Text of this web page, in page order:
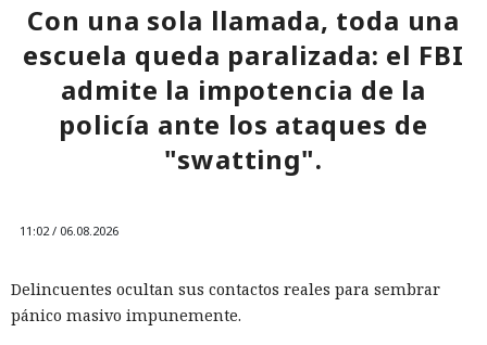
Con una sola llamada, toda una
escuela queda paralizada: el FBI
admite la impotencia de la
policía ante los ataques de
"swatting".
11:02 / 06.08.2026
Delincuentes ocultan sus contactos reales para sembrar
pánico masivo impunemente.